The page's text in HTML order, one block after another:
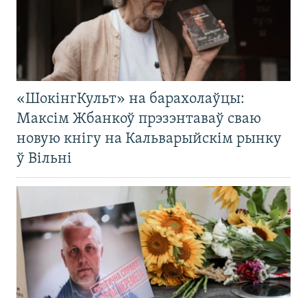
«ШокінгКульт» на барахолаўцы:
Максім Жбанкоў прэзэнтаваў сваю
новую кнігу на Кальварыйскім рынку
ў Вільні